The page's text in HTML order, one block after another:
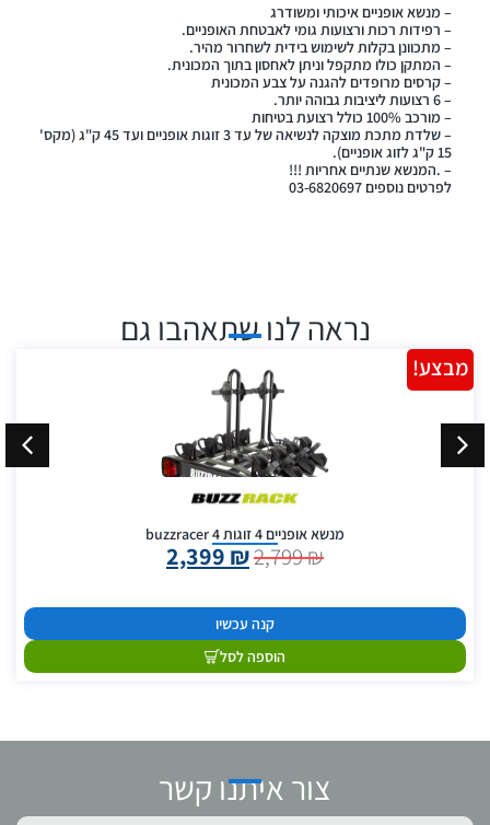
– מנשא אופניים איכותי ומשודרג
– רפידות רכות ורצועות גומי לאבטחת האופניים.
– מתכוונן בקלות לשימוש בידית לשחרור מהיר.
– המתקן כולו מתקפל וניתן לאחסון בתוך המכונית.
– קרסים מרופדים להגנה על צבע המכונית
– 6 רצועות ליציבות גבוהה יותר.
– מורכב 100% כולל רצועת בטיחות
– שלדת מתכת מוצקה לנשיאה של עד 3 זוגות אופניים ועד 45 ק"ג (מקס'
15 ק"ג לזוג אופניים).
– .המנשא שנתיים אחריות !!!
לפרטים נוספים 03-6820697
נראה לנו שתאהבו גם
מנשא אופניים 4 זוגות buzzracer 4
2,799₪
2,399 ₪
קנה עכשיו
הוספה לסל
מבצע!
צור איתנו קשר